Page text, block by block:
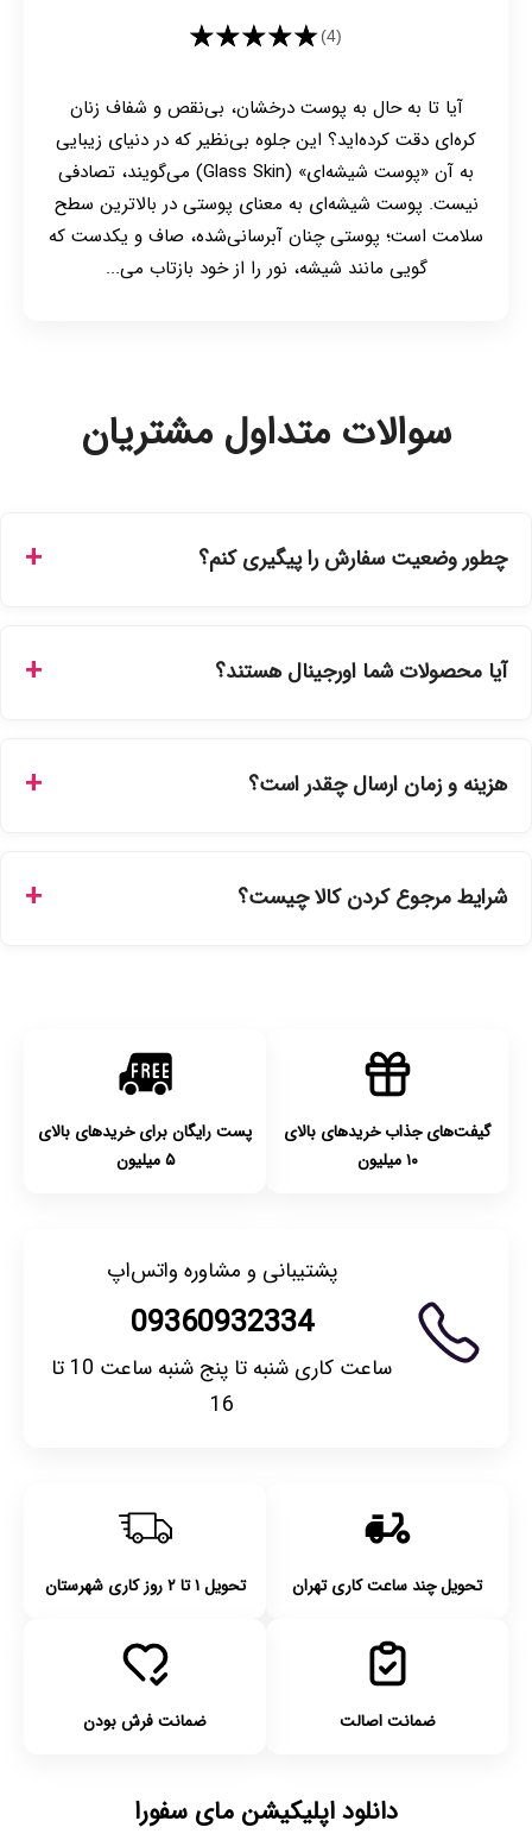
★★★★★(4)
آیا تا به حال به پوست درخشان، بی‌نقص و شفاف زنان
کره‌ای دقت کرده‌اید؟ این جلوه بی‌نظیر که در دنیای زیبایی
به آن «پوست شیشه‌ای» (Glass Skin) می‌گویند، تصادفی
نیست. پوست شیشه‌ای به معنای پوستی در بالاترین سطح
سلامت است؛ پوستی چنان آبرسانی‌شده، صاف و یکدست که
گویی مانند شیشه، نور را از خود بازتاب می‌...
سوالات متداول مشتریان
چطور وضعیت سفارش را پیگیری کنم؟
سفارشات در سایت، وضعیت لحظه‌ای مرسوله را مشاهده کنید.
آیا محصولات شما اورجینال هستند؟
نمایندگی‌های معتبر تهیه شده و دارای بچ‌کد قابل استعلام هستند.
هزینه و زمان ارسال چقدر است؟
انتخاب کنید و برای شهرستان‌ها بین یک الی ۳ روز کاری از طریق
شرایط مرجوع کردن کالا چیست؟
گیفت‌های جذاب خریدهای بالای
۱۰ میلیون
پست رایگان برای خریدهای بالای
۵ میلیون
پشتیبانی و مشاوره واتس‌اپ
09360932334
ساعت کاری شنبه تا پنج شنبه ساعت 10 تا
16
تحویل چند ساعت کاری تهران تحویل ۱ تا ۲ روز کاری شهرستان
ضمانت اصالت ضمانت فرش بودن
دانلود اپلیکیشن مای سفورا